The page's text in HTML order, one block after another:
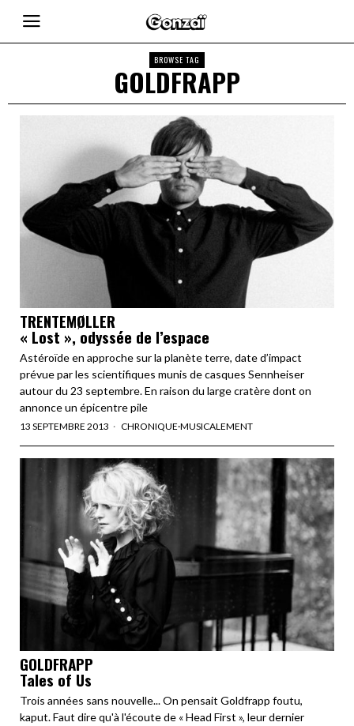
BROWSE TAG
GOLDFRAPP
TRENTEMØLLER
« Lost », odyssée de l’espace
Astéroïde en approche sur la planète terre, date d’impact
prévue par les scientifiques munis de casques Sennheiser
autour du 23 septembre. En raison du large cratère dont on
annonce un épicentre pile
13 SEPTEMBRE 2013 CHRONIQUE·MUSICALEMENT
GOLDFRAPP
Tales of Us
Trois années sans nouvelle... On pensait Goldfrapp foutu,
kaput. Faut dire qu'à l'écoute de « Head First », leur dernier